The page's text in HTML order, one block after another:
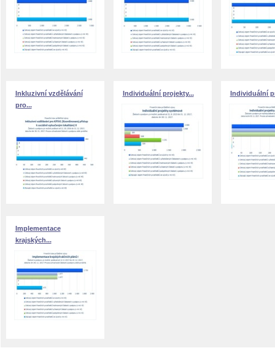
Inkluzivní vzdělávání
pro...
Individuální projekty... Individuální
Implementace
krajských...